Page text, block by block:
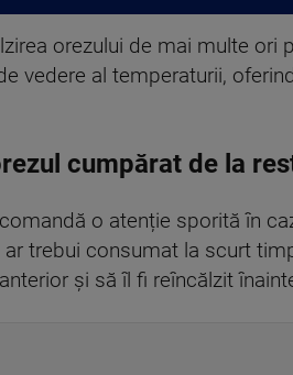
orezului de mai multe ori
vedere al temperaturii,
cumpărat de la
o atenție sporită în
ar trebui consumat la scurt
și să îl fi reîncălzit